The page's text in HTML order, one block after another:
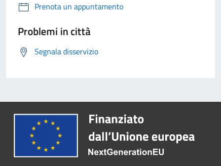
Prenota un appuntamento
Problemi in città
Segnala disservizio